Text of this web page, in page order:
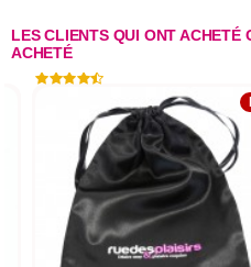
LES CLIENTS QUI ONT ACHETÉ
ACHETÉ